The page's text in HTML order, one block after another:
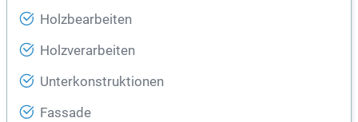
Holzbearbeiten
Holzverarbeiten
Unterkonstruktionen
Fassade